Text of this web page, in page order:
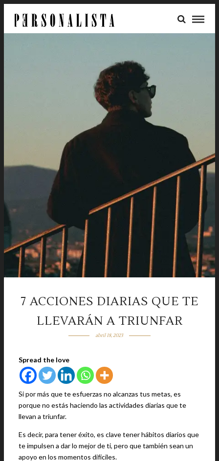
7 ACCIONES DIARIAS QUE TE
LLEVARÁN A TRIUNFAR
abril 18, 2023
Spread the love
Si por más que te esfuerzas no alcanzas tus metas, es
porque no estás haciendo las actividades diarias que te
llevan a triunfar.
Es decir, para tener éxito, es clave tener hábitos diarios que
te impulsen a dar lo mejor de ti, pero que también sean un
apoyo en los momentos difíciles.